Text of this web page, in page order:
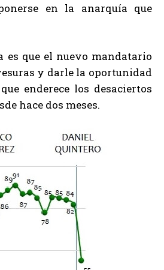
en la anarquía que
es que el nuevo mandatario
y darle la oportunidad
enderece los desaciertos
hace dos meses.